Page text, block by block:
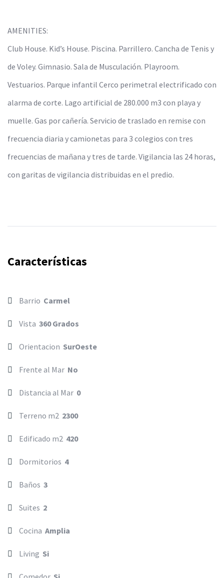
AMENITIES:
Club House. Kid’s House. Piscina. Parrillero. Cancha de Tenis y
de Voley. Gimnasio. Sala de Musculación. Playroom.
Vestuarios. Parque infantil Cerco perimetral electrificado con
alarma de corte. Lago artificial de 280.000 m3 con playa y
muelle. Gas por cañería. Servicio de traslado en remise con
frecuencia diaria y camionetas para 3 colegios con tres
frecuencias de mañana y tres de tarde. Vigilancia las 24 horas,
con garitas de vigilancia distribuidas en el predio.
Características
Barrio Carmel
Vista 360 Grados
Orientacion SurOeste
Frente al Mar No
Distancia al Mar 0
Terreno m2 2300
Edificado m2 420
Dormitorios 4
Baños 3
Suites 2
Cocina Amplia
Living Si